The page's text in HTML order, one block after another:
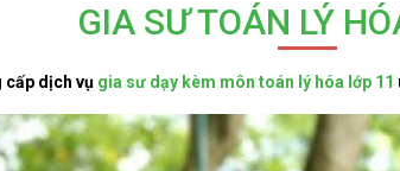
GIA SƯ TOÁN LÝ
cấp dịch vụ gia sư dạy kèm môn toán lý hóa lớp 11